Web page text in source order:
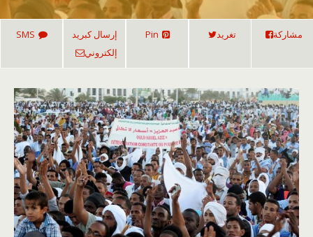
مشاركة تغريد Pin
إرسال كبريد
إلكتروني
SMS